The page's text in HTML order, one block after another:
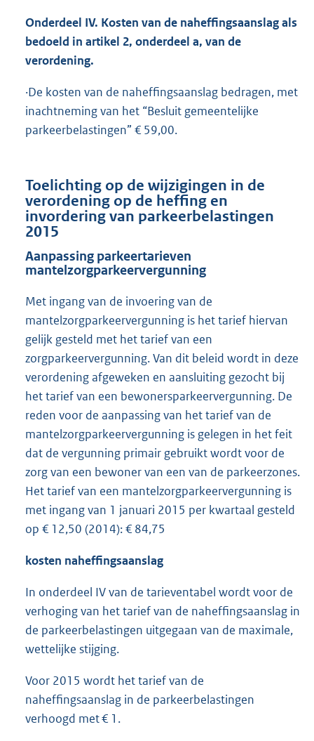
Onderdeel IV. Kosten van de naheffingsaanslag als
bedoeld in artikel 2, onderdeel a, van de
verordening.
·De kosten van de naheffingsaanslag bedragen, met
inachtneming van het “Besluit gemeentelijke
parkeerbelastingen” € 59,00.
Toelichting op de wijzigingen in de
verordening op de heffing en
invordering van parkeerbelastingen
2015
Aanpassing parkeertarieven
mantelzorgparkeervergunning
Met ingang van de invoering van de
mantelzorgparkeervergunning is het tarief hiervan
gelijk gesteld met het tarief van een
zorgparkeervergunning. Van dit beleid wordt in deze
verordening afgeweken en aansluiting gezocht bij
het tarief van een bewonersparkeervergunning. De
reden voor de aanpassing van het tarief van de
mantelzorgparkeervergunning is gelegen in het feit
dat de vergunning primair gebruikt wordt voor de
zorg van een bewoner van een van de parkeerzones.
Het tarief van een mantelzorgparkeervergunning is
met ingang van 1 januari 2015 per kwartaal gesteld
op € 12,50 (2014): € 84,75
kosten naheffingsaanslag
In onderdeel IV van de tarieventabel wordt voor de
verhoging van het tarief van de naheffingsaanslag in
de parkeerbelastingen uitgegaan van de maximale,
wettelijke stijging.
Voor 2015 wordt het tarief van de
naheffingsaanslag in de parkeerbelastingen
verhoogd met € 1.